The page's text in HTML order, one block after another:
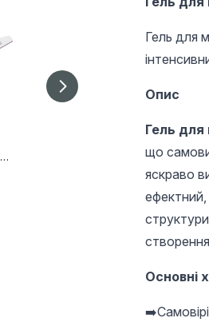
нарощування нігтів,
Global Fashion, 15 г
Гель для
Опис
Гель для
що
яскраво
ефектний,
Основні